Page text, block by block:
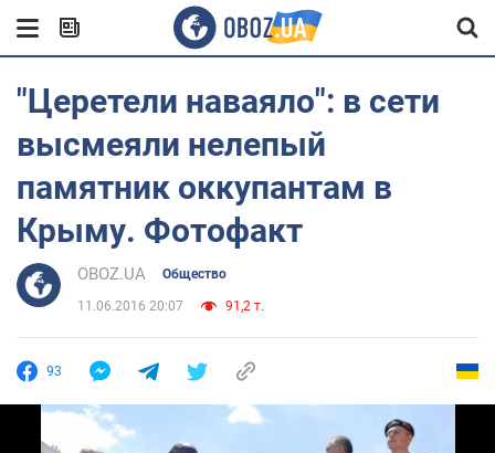
"Церетели наваяло": в сети
высмеяли нелепый
памятник оккупантам в
Крыму. Фотофакт
OBOZ.UA Общество
11.06.2016 20:07 91,2 т.
93